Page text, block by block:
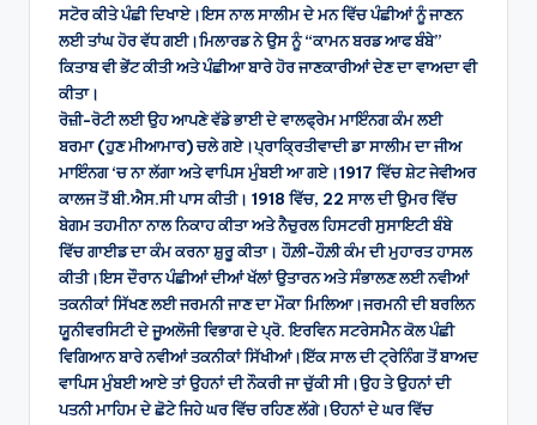
ਸਟੋਰ ਕੀਤੇ ਪੰਛੀ ਦਿਖਾਏ।ਇਸ ਨਾਲ ਸਾਲੀਮ ਦੇ ਮਨ ਵਿੱਚ ਪੰਛੀਆਂ ਨੂੰ ਜਾਣਨ
ਲਈ ਤਾਂਘ ਹੋਰ ਵੱਧ ਗਈ।ਮਿਲਾਰਡ ਨੇ ਉਸ ਨੂੰ “ਕਾਮਨ ਬਰਡ ਆਫ ਬੰਬੇ”
ਕਿਤਾਬ ਵੀ ਭੇਂਟ ਕੀਤੀ ਅਤੇ ਪੰਛੀਆ ਬਾਰੇ ਹੋਰ ਜਾਣਕਾਰੀਆਂ ਦੇਣ ਦਾ ਵਾਅਦਾ ਵੀ
ਕੀਤਾ।
ਰੋਜ਼ੀ-ਰੋਟੀ ਲਈ ਉਹ ਆਪਣੇ ਵੱਡੇ ਭਾਈ ਦੇ ਵਾਲਫ੍ਰੇਮ ਮਾਇੰਨਗ ਕੰਮ ਲਈ
ਬਰਮਾ (ਹੁਣ ਮੀਆਮਾਰ) ਚਲੇ ਗਏ।ਪ੍ਰਾਕ੍ਰਿਤੀਵਾਦੀ ਡਾ ਸਾਲੀਮ ਦਾ ਜੀਅ
ਮਾਇੰਨਗ ‘ਚ ਨਾ ਲੱਗਾ ਅਤੇ ਵਾਪਿਸ ਮੁੰਬਈ ਆ ਗਏ।1917 ਵਿੱਚ ਸ਼ੇਟ ਜੇਵੀਅਰ
ਕਾਲਜ ਤੋਂ ਬੀ.ਐਸ.ਸੀ ਪਾਸ ਕੀਤੀ। 1918 ਵਿੱਚ, 22 ਸਾਲ ਦੀ ਉਮਰ ਵਿੱਚ
ਬੇਗਮ ਤਹਮੀਨਾ ਨਾਲ ਨਿਕਾਹ ਕੀਤਾ ਅਤੇ ਨੈਚੁਰਲ ਹਿਸਟਰੀ ਸੁਸਾਇਟੀ ਬੰਬੇ
ਵਿੱਚ ਗਾਈਡ ਦਾ ਕੰਮ ਕਰਨਾ ਸ਼ੁਰੂ ਕੀਤਾ। ਹੌਲ਼ੀ-ਹੌਲ਼ੀ ਕੰਮ ਦੀ ਮੁਹਾਰਤ ਹਾਸਲ
ਕੀਤੀ।ਇਸ ਦੌਰਾਨ ਪੰਛੀਆਂ ਦੀਆਂ ਖੱਲਾਂ ਉਤਾਰਨ ਅਤੇ ਸੰਭਾਲਣ ਲਈ ਨਵੀਆਂ
ਤਕਨੀਕਾਂ ਸਿੱਖਣ ਲਈ ਜਰਮਨੀ ਜਾਣ ਦਾ ਮੌਕਾ ਮਿਲਿਆ।ਜਰਮਨੀ ਦੀ ਬਰਲਿਨ
ਯੂਨੀਵਰਸਿਟੀ ਦੇ ਜੂਅਲੋਜੀ ਵਿਭਾਗ ਦੇ ਪ੍ਰੋ. ਇਰਵਿਨ ਸਟਰੇਸਮੈਨ ਕੋਲ ਪੰਛੀ
ਵਿਗਿਆਨ ਬਾਰੇ ਨਵੀਆਂ ਤਕਨੀਕਾਂ ਸਿੱਖੀਆਂ।ਇੱਕ ਸਾਲ ਦੀ ਟ੍ਰੇਨਿੰਗ ਤੋਂ ਬਾਅਦ
ਵਾਪਿਸ ਮੁੰਬਈ ਆਏ ਤਾਂ ਉਹਨਾਂ ਦੀ ਨੌਕਰੀ ਜਾ ਚੁੱਕੀ ਸੀ।ਉਹ ਤੇ ਉਹਨਾਂ ਦੀ
ਪਤਨੀ ਮਾਹਿਮ ਦੇ ਛੋਟੇ ਜਿਹੇ ਘਰ ਵਿੱਚ ਰਹਿਣ ਲੱਗੇ।ੳਹਨਾਂ ਦੇ ਘਰ ਵਿੱਚ